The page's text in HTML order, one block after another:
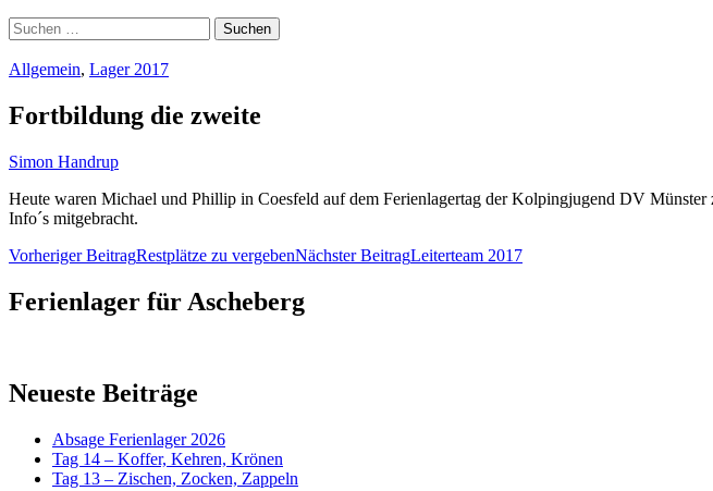
Suchen
nach:
Allgemein, Lager 2017
Fortbildung die zweite
Simon Handrup
Heute waren Michael und Phillip in Coesfeld auf dem Ferienlagertag der Kolpingjugend DV
Info´s mitgebracht.
Beitragsnavigation
Vorheriger BeitragRestplätze zu vergebenNächster BeitragLeiterteam 2017
Ferienlager für Ascheberg
Neueste Beiträge
Absage Ferienlager 2026
Tag 14 – Koffer, Kehren, Krönen
Tag 13 – Zischen, Zocken, Zappeln